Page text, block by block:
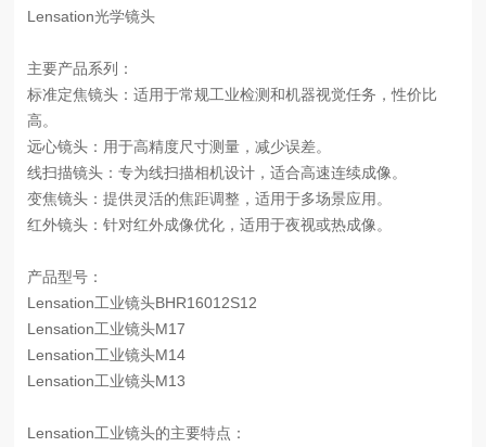
Lensation光学镜头
主要产品系列：
标准定焦镜头：适用于常规工业检测和机器视觉任务，性价比
高。
远心镜头：用于高精度尺寸测量，减少误差。
线扫描镜头：专为线扫描相机设计，适合高速连续成像。
变焦镜头：提供灵活的焦距调整，适用于多场景应用。
红外镜头：针对红外成像优化，适用于夜视或热成像。
产品型号：
Lensation工业镜头BHR16012S12
Lensation工业镜头M17
Lensation工业镜头M14
Lensation工业镜头M13
Lensation工业镜头的主要特点：